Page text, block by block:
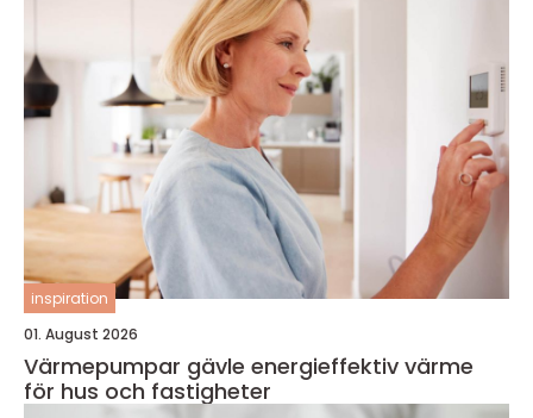
inspiration
01. August 2026
Värmepumpar gävle energieffektiv värme
för hus och fastigheter